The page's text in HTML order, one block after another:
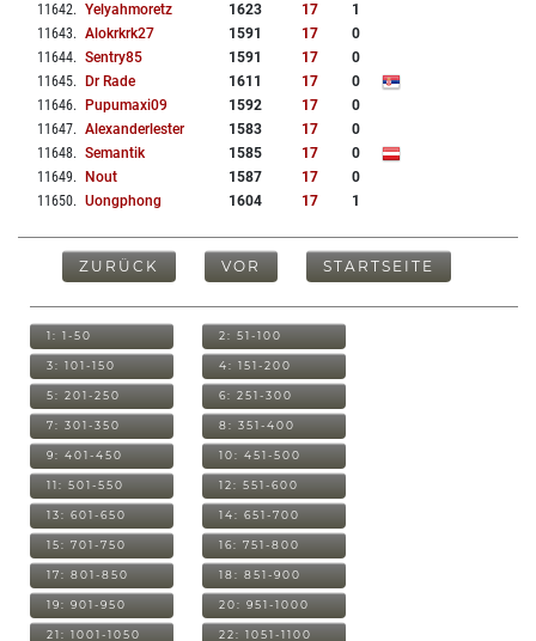
11642. Yelyahmoretz 1623 17
1
11643. Alokrkrk27 1591 17
0
11644. Sentry85 1591 17
0
11645. Dr Rade 1611 17
0
11646. Pupumaxi09 1592 17
0
11647. Alexanderlester 1583 17
0
11648. Semantik 1585 17
0
11649. Nout 1587 17
0
11650. Uongphong 1604 17 1
ZURÜCK VOR STARTSEITE
1: 1-50 2: 51-100
3: 101-150 4: 151-200
5: 201-250 6: 251-300
7: 301-350 8: 351-400
9: 401-450 10: 451-500
11: 501-550 12: 551-600
13: 601-650 14: 651-700
15: 701-750 16: 751-800
17: 801-850 18: 851-900
19: 901-950 20: 951-1000
21: 1001-1050 22: 1051-1100